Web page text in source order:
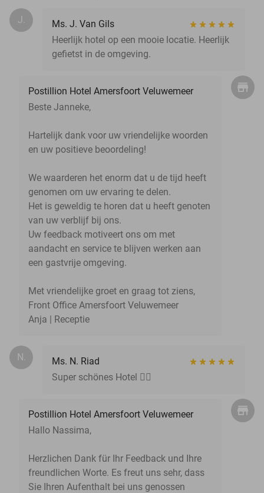
J.
Ms. J. Van Gils
Heerlijk hotel op een mooie locatie. Heerlijk
gefietst in de omgeving.
Postillion Hotel Amersfoort Veluwemeer
Beste Janneke,
Hartelijk dank voor uw vriendelijke woorden
en uw positieve beoordeling!
We waarderen het enorm dat u de tijd heeft
genomen om uw ervaring te delen.
Het is geweldig te horen dat u heeft genoten
van uw verblijf bij ons.
Uw feedback motiveert ons om met
aandacht en service te blijven werken aan
een gastvrije omgeving.
Met vriendelijke groet en graag tot ziens,
Front Office Amersfoort Veluwemeer
Anja | Receptie
N.
Ms. N. Riad
Super schönes Hotel 👍🏼
Postillion Hotel Amersfoort Veluwemeer
Hallo Nassima,
Herzlichen Dank für Ihr Feedback und Ihre
freundlichen Worte. Es freut uns sehr, dass
Sie Ihren Aufenthalt bei uns genossen